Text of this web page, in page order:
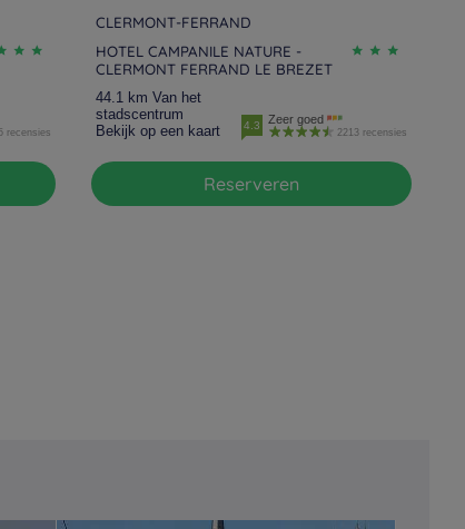
recensies
CLERMONT-FERRAND
HOTEL CAMPANILE NATURE -
CLERMONT FERRAND LE BREZET
44.1 km Van het
stadscentrum
Bekijk op een kaart
4.3 Zeer goed
2213 recensies
Reserveren